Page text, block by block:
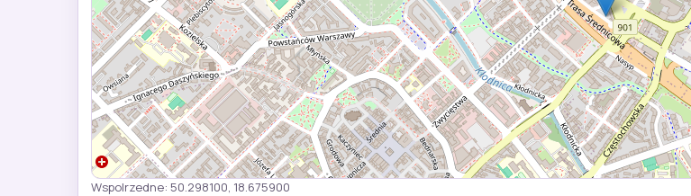
Wspolrzedne: 50.298100, 18.675900